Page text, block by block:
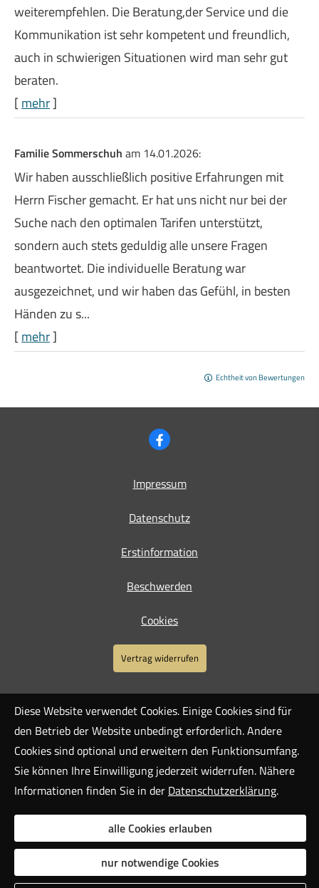
weiterempfehlen. Die Beratung,der Service und die
Kommunikation ist sehr kompetent und freundlich,
auch in schwierigen Situationen wird man sehr gut
beraten.
[mehr]
Familie Sommerschuh am 14.01.2026:
Wir haben ausschließlich positive Erfahrungen mit
Herrn Fischer gemacht. Er hat uns nicht nur bei der
Suche nach den optimalen Tarifen unterstützt,
sondern auch stets geduldig alle unsere Fragen
beantwortet. Die individuelle Beratung war
ausgezeichnet, und wir haben das Gefühl, in besten
Händen zu s...
[mehr]
Echtheit von Bewertungen
Impressum
Datenschutz
Erstinformation
Beschwerden
Cookies
Vertrag widerrufen
Diese Website verwendet Cookies. Einige Cookies sind für
den Betrieb der Website unbedingt erforderlich. Andere
Cookies sind optional und erweitern den Funktionsumfang.
Sie können Ihre Einwilligung jederzeit widerrufen. Nähere
Informationen finden Sie in der Datenschutzerklärung.
alle Cookies erlauben
nur notwendige Cookies